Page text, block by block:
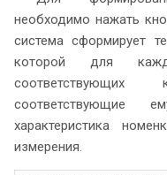
необходимо нажать
система сформирует
которой для
соответствующие
характеристика
измерения.